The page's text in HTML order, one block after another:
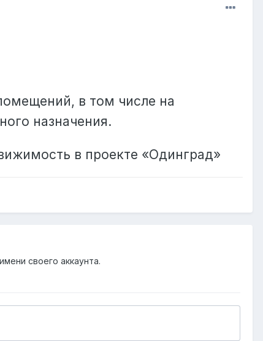
в том числе на
назначения.
в проекте «Одинград»
своего аккаунта.